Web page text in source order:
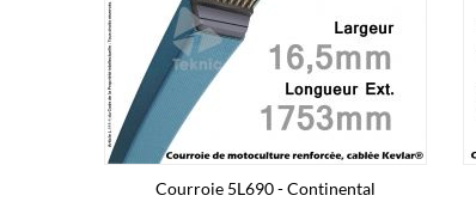
Courroie 5L690 - Continental